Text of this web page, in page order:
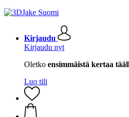
Kirjaudu
Kirjaudu nyt
Oletko ensimmäistä kertaa
Luo tili